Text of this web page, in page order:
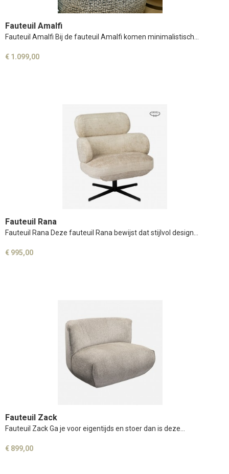
Fauteuil Amalfi
Fauteuil Amalfi Bij de fauteuil Amalfi komen minimalistisch…
€ 1.099,00
Fauteuil Rana
Fauteuil Rana Deze fauteuil Rana bewijst dat stijlvol design…
€ 995,00
Fauteuil Zack
Fauteuil Zack Ga je voor eigentijds en stoer dan is deze…
€ 899,00